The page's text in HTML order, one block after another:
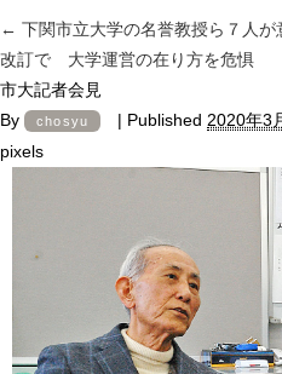
← 下関市立大学の名誉教授ら７人
改訂で 大学運営の在り方を危惧
市大記者会見
By
chosyu | Published 2020年3
pixels